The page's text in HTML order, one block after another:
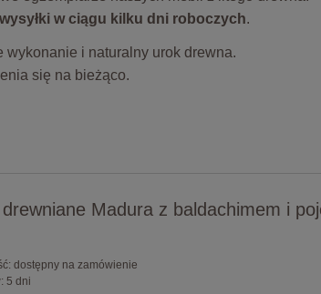
w ciągu kilku dni roboczych.
wykonanie i naturalny urok drewna.
się na bieżąco.
Madura z baldachimem i
dostępny na zamówienie
5 dni